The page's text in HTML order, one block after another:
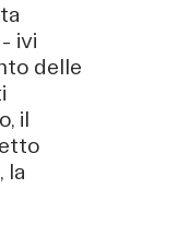
ivi
delle
il
la